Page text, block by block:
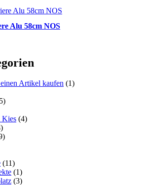
Alu 58cm NOS
Artikel kaufen (1)
Kies (4)
(11)
(1)
(3)